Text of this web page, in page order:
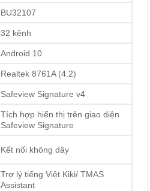
BU32107
32 kênh
Android 10
Realtek 8761A (4.2)
Safeview Signature v4
Tích hợp hiển thị trên giao diện
Safeview Signature
Kết nối không dây
Trợ lý tiếng Việt Kiki/ TMAS
Assistant